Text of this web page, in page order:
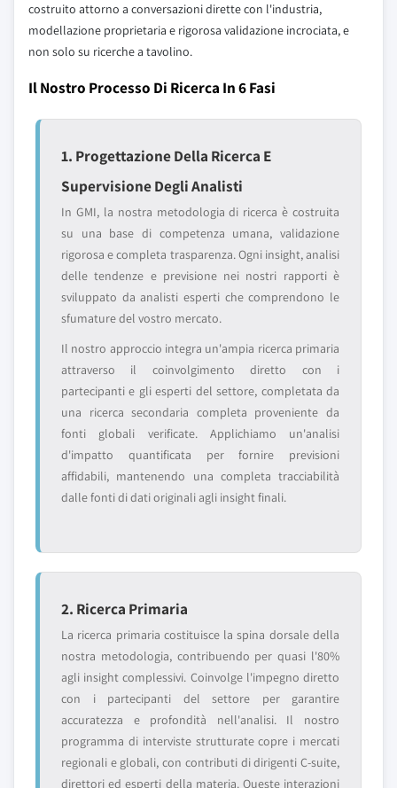
costruito attorno a conversazioni dirette con l'industria,
modellazione proprietaria e rigorosa validazione incrociata, e
non solo su ricerche a tavolino.
Il Nostro Processo Di Ricerca In 6 Fasi
1. Progettazione Della Ricerca E
Supervisione Degli Analisti
In GMI, la nostra metodologia di ricerca è costruita
su una base di competenza umana, validazione
rigorosa e completa trasparenza. Ogni insight, analisi
delle tendenze e previsione nei nostri rapporti è
sviluppato da analisti esperti che comprendono le
sfumature del vostro mercato.
Il nostro approccio integra un'ampia ricerca primaria
attraverso il coinvolgimento diretto con i
partecipanti e gli esperti del settore, completata da
una ricerca secondaria completa proveniente da
fonti globali verificate. Applichiamo un'analisi
d'impatto quantificata per fornire previsioni
affidabili, mantenendo una completa tracciabilità
dalle fonti di dati originali agli insight finali.
2. Ricerca Primaria
La ricerca primaria costituisce la spina dorsale della
nostra metodologia, contribuendo per quasi l'80%
agli insight complessivi. Coinvolge l'impegno diretto
con i partecipanti del settore per garantire
accuratezza e profondità nell'analisi. Il nostro
programma di interviste strutturate copre i mercati
regionali e globali, con contributi di dirigenti C-suite,
direttori ed esperti della materia. Queste interazioni